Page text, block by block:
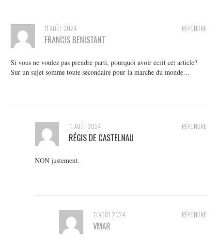
RÉPONDRE
11 AOÛT 2024
FRANCIS BENISTANT
Si vous ne voulez pas prendre parti, pourquoi avoir ecrit cet article?
Sur un sujet somme toute secondaire pour la marche du monde…
RÉPONDRE
11 AOÛT 2024
RÉGIS DE CASTELNAU
NON justement.
RÉPONDRE
11 AOÛT 2024
VMAR